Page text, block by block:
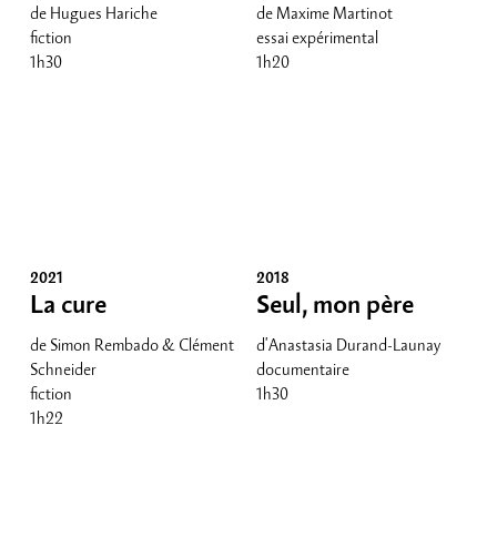
de Hugues Hariche
fiction
1h30
de Maxime Martinot
essai expérimental
1h20
2021
La cure
de Simon Rembado & Clément
Schneider
fiction
1h22
2018
Seul, mon père
d'Anastasia Durand-Launay
documentaire
1h30